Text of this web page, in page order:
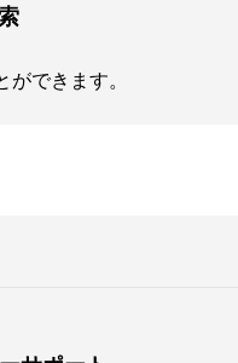
できます。